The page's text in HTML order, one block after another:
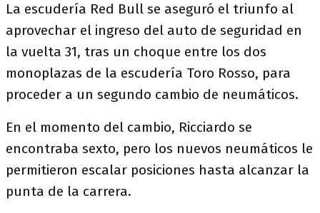
La escudería Red Bull se aseguró el triunfo al
aprovechar el ingreso del auto de seguridad en
la vuelta 31, tras un choque entre los dos
monoplazas de la escudería Toro Rosso, para
proceder a un segundo cambio de neumáticos.
En el momento del cambio, Ricciardo se
encontraba sexto, pero los nuevos neumáticos le
permitieron escalar posiciones hasta alcanzar la
punta de la carrera.